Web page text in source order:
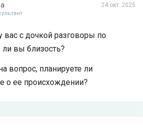
24 окт. 2025
вас с дочкой разговоры по
вы близость?
вопрос, планируете ли
о ее происхождении?